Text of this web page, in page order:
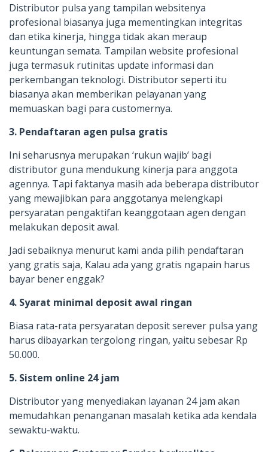
Distributor pulsa yang tampilan websitenya
profesional biasanya juga mementingkan integritas
dan etika kinerja, hingga tidak akan meraup
keuntungan semata. Tampilan website profesional
juga termasuk rutinitas update informasi dan
perkembangan teknologi. Distributor seperti itu
biasanya akan memberikan pelayanan yang
memuaskan bagi para customernya.
3. Pendaftaran agen pulsa gratis
Ini seharusnya merupakan ‘rukun wajib’ bagi
distributor guna mendukung kinerja para anggota
agennya. Tapi faktanya masih ada beberapa distributor
yang mewajibkan para anggotanya melengkapi
persyaratan pengaktifan keanggotaan agen dengan
melakukan deposit awal.
Jadi sebaiknya menurut kami anda pilih pendaftaran
yang gratis saja, Kalau ada yang gratis ngapain harus
bayar bener enggak?
4. Syarat minimal deposit awal ringan
Biasa rata-rata persyaratan deposit serever pulsa yang
harus dibayarkan tergolong ringan, yaitu sebesar Rp
50.000.
5. Sistem online 24 jam
Distributor yang menyediakan layanan 24 jam akan
memudahkan penanganan masalah ketika ada kendala
sewaktu-waktu.